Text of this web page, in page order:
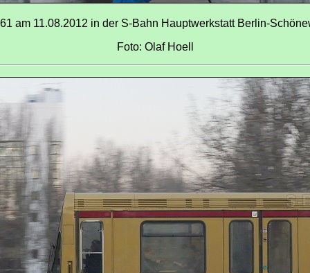
am 11.08.2012 in der S-Bahn Hauptwerkstatt Berlin-
Foto: Olaf Hoell